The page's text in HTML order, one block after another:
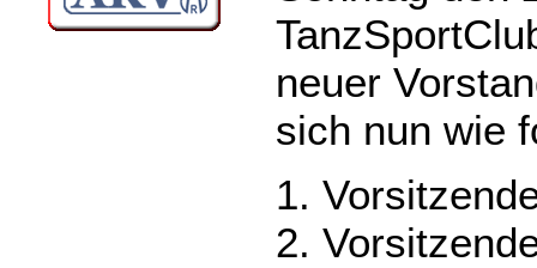
neuer
sich nun wie
1.
2.